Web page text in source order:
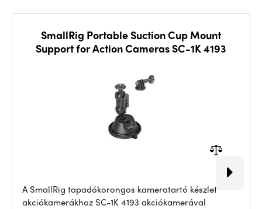
SmallRig Portable Suction Cup Mount
Support for Action Cameras SC-1K 4193
A SmallRig tapadókorongos kameratartó készlet
akciókamerákhoz SC-1K 4193 akciókamerával